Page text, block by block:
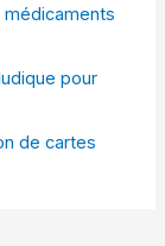
médicaments
pour
de cartes